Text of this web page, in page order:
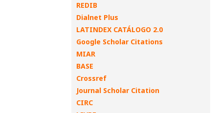
REDIB
Dialnet Plus
LATINDEX CATÁLOGO 2.0
Google Scholar Citations
MIAR
BASE
Crossref
Journal Scholar Citation
CIRC